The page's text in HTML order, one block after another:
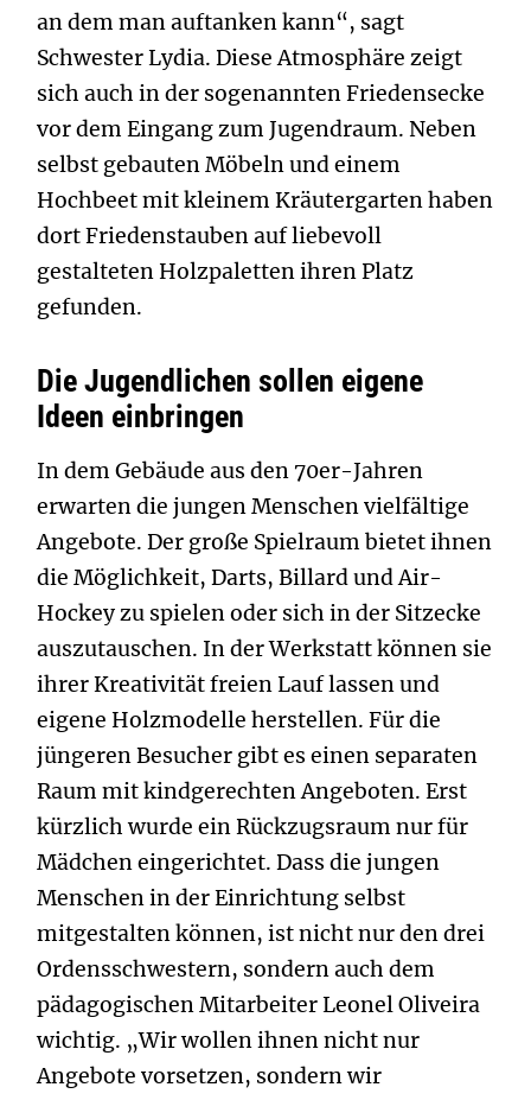
an dem man auftanken kann“, sagt
Schwester Lydia. Diese Atmosphäre zeigt
sich auch in der sogenannten Friedensecke
vor dem Eingang zum Jugendraum. Neben
selbst gebauten Möbeln und einem
Hochbeet mit kleinem Kräutergarten haben
dort Friedenstauben auf liebevoll
gestalteten Holzpaletten ihren Platz
gefunden.
Die Jugendlichen sollen eigene
Ideen einbringen
In dem Gebäude aus den 70er-Jahren
erwarten die jungen Menschen vielfältige
Angebote. Der große Spielraum bietet ihnen
die Möglichkeit, Darts, Billard und Air-
Hockey zu spielen oder sich in der Sitzecke
auszutauschen. In der Werkstatt können sie
ihrer Kreativität freien Lauf lassen und
eigene Holzmodelle herstellen. Für die
jüngeren Besucher gibt es einen separaten
Raum mit kindgerechten Angeboten. Erst
kürzlich wurde ein Rückzugsraum nur für
Mädchen eingerichtet. Dass die jungen
Menschen in der Einrichtung selbst
mitgestalten können, ist nicht nur den drei
Ordensschwestern, sondern auch dem
pädagogischen Mitarbeiter Leonel Oliveira
wichtig. „Wir wollen ihnen nicht nur
Angebote vorsetzen, sondern wir